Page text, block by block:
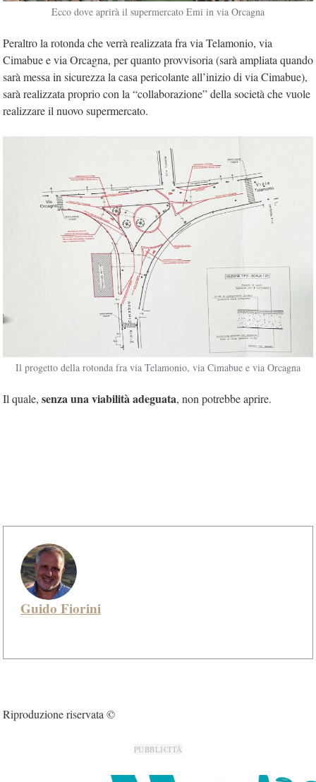
Ecco dove aprirà il supermercato Emi in via Orcagna
Peraltro la rotonda che verrà realizzata fra via Telamonio, via
Cimabue e via Orcagna, per quanto provvisoria (sarà ampliata quando
sarà messa in sicurezza la casa pericolante all’inizio di via Cimabue),
sarà realizzata proprio con la “collaborazione” della società che vuole
realizzare il nuovo supermercato.
Il progetto della rotonda fra via Telamonio, via Cimabue e via Orcagna
Il quale, senza una viabilità adeguata, non potrebbe aprire.
Guido Fiorini
Riproduzione riservata ©
PUBBLICITÀ